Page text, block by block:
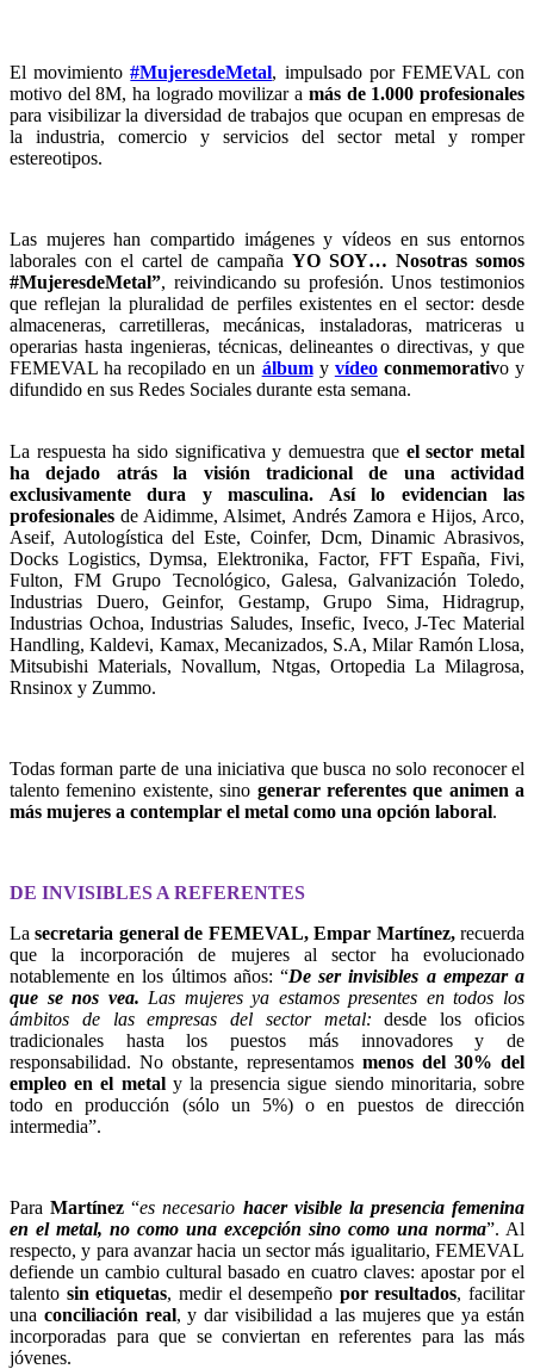
El movimiento#MujeresdeMetal, impulsado por FEMEVAL con
motivo del 8M, ha logrado movilizar a más de 1.000 profesionales
para visibilizar la diversidad de trabajos que ocupan en empresas de
la industria, comercio y servicios del sector metal y romper
estereotipos.
Las mujeres han compartido imágenes y vídeos en sus entornos
laborales con el cartel de campaña YO SOY… Nosotras somos
#MujeresdeMetal”, reivindicando su profesión. Unos testimonios
que reflejan la pluralidad de perfiles existentes en el sector: desde
almaceneras, carretilleras, mecánicas, instaladoras, matriceras u
operarias hasta ingenieras, técnicas, delineantes o directivas, y que
FEMEVAL ha recopilado en un álbumy vídeo conmemorativo y
difundido en sus Redes Sociales durante esta semana.
La respuesta ha sido significativa y demuestra que el sector metal
ha dejado atrás la visión tradicional de una actividad
exclusivamente dura y masculina.
Así lo evidencian las
profesionales de Aidimme, Alsimet, Andrés Zamora e Hijos, Arco,
Aseif, Autologística del Este, Coinfer, Dcm, Dinamic Abrasivos,
Docks Logistics, Dymsa, Elektronika, Factor, FFT España, Fivi,
Fulton, FM Grupo Tecnológico, Galesa, Galvanización Toledo,
Industrias Duero, Geinfor, Gestamp, Grupo Sima, Hidragrup,
Industrias Ochoa, Industrias Saludes, Insefic, Iveco, J-Tec Material
Handling, Kaldevi, Kamax, Mecanizados, S.A, Milar Ramón Llosa,
Mitsubishi Materials, Novallum, Ntgas, Ortopedia La Milagrosa,
Rnsinox y Zummo.
Todas forman parte de una iniciativa que busca no solo reconocer el
talento femenino existente, sino generar referentes que animen a
más mujeres a contemplar el metal como una opción laboral.
DE INVISIBLES A REFERENTES
Lasecretaria general de FEMEVAL, Empar Martínez,recuerda
que la incorporación de mujeres al sector ha evolucionado
notablemente en los últimos años: “De ser invisibles a empezar a
que se nos vea. Las mujeres ya estamos presentes en todos los
ámbitos de las empresas del sector metal: desde los oficios
tradicionales hasta los puestos más innovadores y de
responsabilidad. No obstante, representamos menos del 30% del
empleo en el metal y la presencia sigue siendo minoritaria, sobre
todo en producción (sólo un 5%) o en puestos de dirección
intermedia”.
Para Martínez “es necesario hacer visible la presencia femenina
en el metal, no como una excepción sino como una norma”. Al
respecto, y para avanzar hacia un sector más igualitario, FEMEVAL
defiende un cambio cultural basado en cuatro claves: apostar por el
talento sin etiquetas, medir el desempeño por resultados, facilitar
una conciliación real, y dar visibilidad a las mujeres que ya están
incorporadas para que se conviertan en referentes para las más
jóvenes.